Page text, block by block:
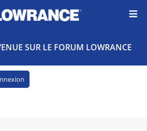
SUR LE FORUM LOWRANCE